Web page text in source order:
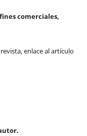
comerciales,
enlace al artículo